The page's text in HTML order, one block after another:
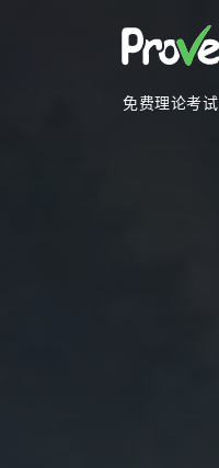
免费理论考试